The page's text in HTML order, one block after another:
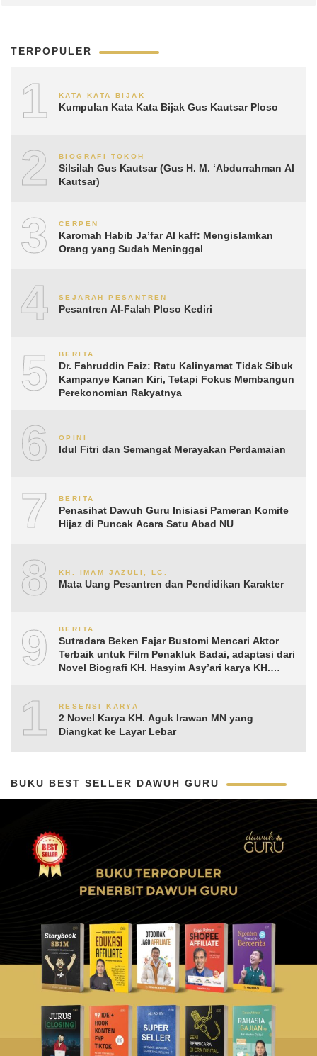
TERPOPULER
1 KATA KATA BIJAK
Kumpulan Kata Kata Bijak Gus Kautsar Ploso
2 BIOGRAFI TOKOH
Silsilah Gus Kautsar (Gus H. M. ‘Abdurrahman Al
Kautsar)
3 CERPEN
Karomah Habib Ja’far Al kaff: Mengislamkan
Orang yang Sudah Meninggal
4 SEJARAH PESANTREN
Pesantren Al-Falah Ploso Kediri
5 BERITA
Dr. Fahruddin Faiz: Ratu Kalinyamat Tidak Sibuk
Kampanye Kanan Kiri, Tetapi Fokus Membangun
Perekonomian Rakyatnya
6 OPINI
Idul Fitri dan Semangat Merayakan Perdamaian
7 BERITA
Penasihat Dawuh Guru Inisiasi Pameran Komite
Hijaz di Puncak Acara Satu Abad NU
8 KH. IMAM JAZULI, LC.
Mata Uang Pesantren dan Pendidikan Karakter
9 BERITA
Sutradara Beken Fajar Bustomi Mencari Aktor
Terbaik untuk Film Penakluk Badai, adaptasi dari
Novel Biografi KH. Hasyim Asy’ari karya KH.
10RESENSI KARYA
2 Novel Karya KH. Aguk Irawan MN yang
Diangkat ke Layar Lebar
BUKU BEST SELLER DAWUH GURU